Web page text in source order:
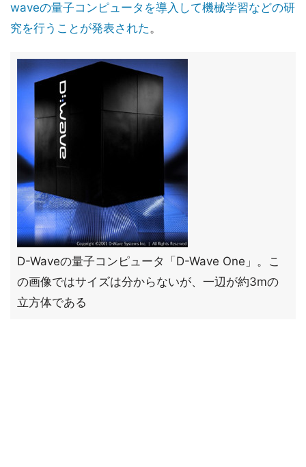
waveの量子コンピュータを導入して機械学習などの研
究を行うことが発表された。
D-Waveの量子コンピュータ「D-Wave One」。こ
の画像ではサイズは分からないが、一辺が約3mの
立方体である